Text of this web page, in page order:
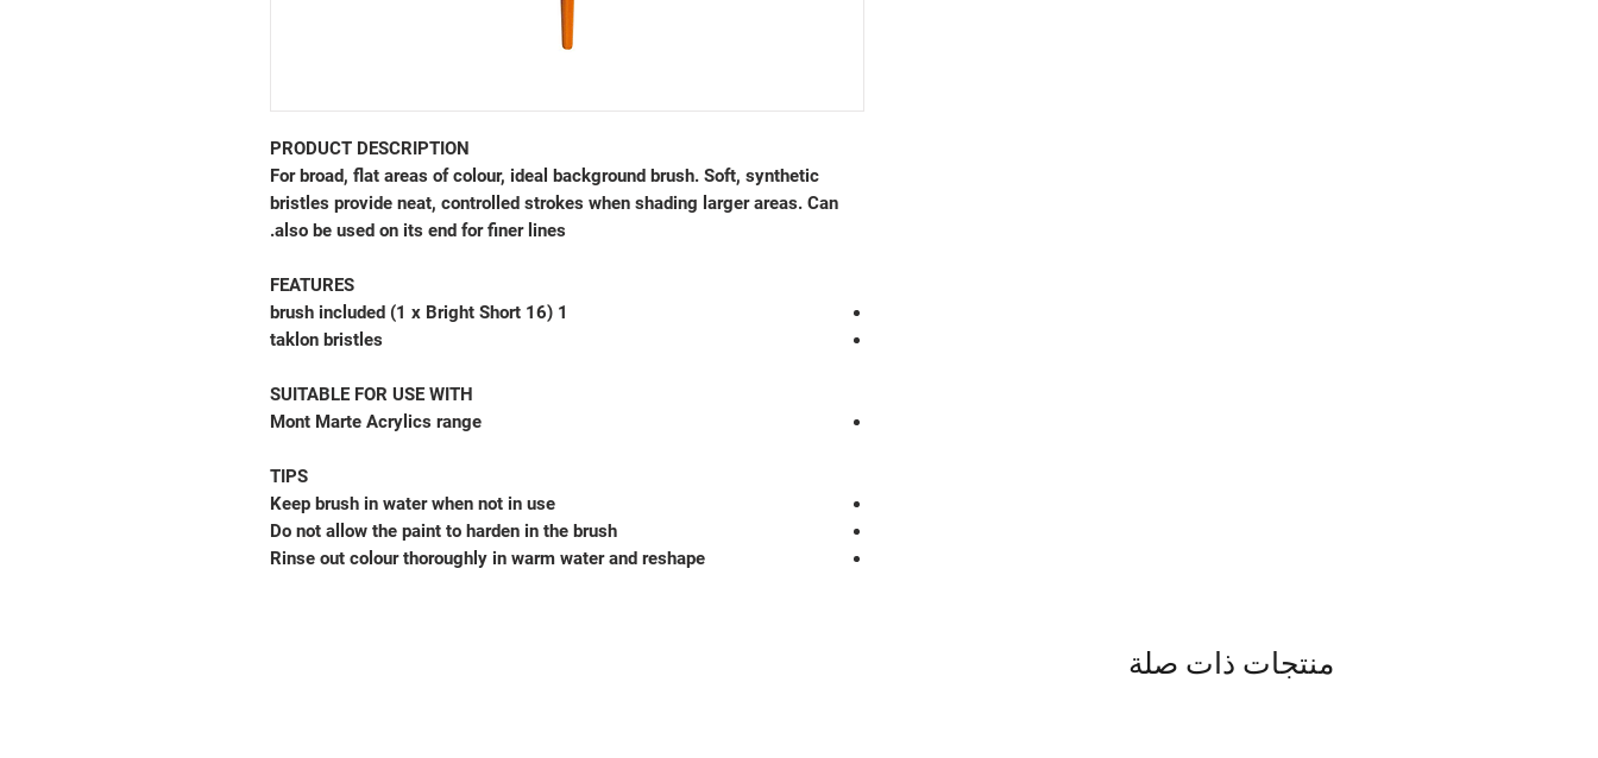
PRODUCT DESCRIPTION
For broad, flat areas of colour, ideal background brush. Soft, synthetic
bristles provide neat, controlled strokes when shading larger areas. Can
also be used on its end for finer lines.
FEATURES
1 brush included (1 x Bright Short 16)
taklon bristles
SUITABLE FOR USE WITH
Mont Marte Acrylics range
TIPS
Keep brush in water when not in use
Do not allow the paint to harden in the brush
Rinse out colour thoroughly in warm water and reshape
منتجات ذات صلة